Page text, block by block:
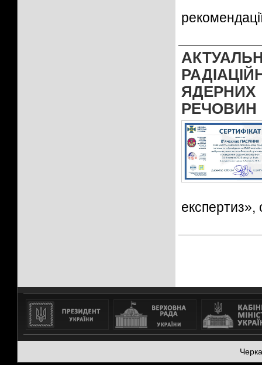
РЕЧОВИН
експертиз»,